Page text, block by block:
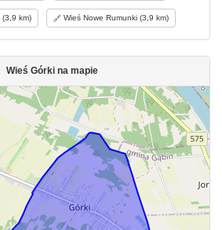
(3,9 km) Wieś Nowe Rumunki (3,9 km)
Wieś Górki na mapie